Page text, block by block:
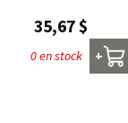
35,67 $
0 en stock +